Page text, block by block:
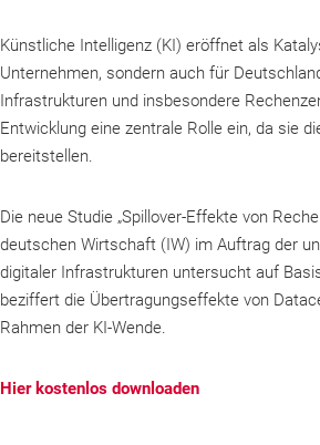
Künstliche Intelligenz (KI) eröffnet als
Unternehmen, sondern auch für
Infrastrukturen und insbesondere
Entwicklung eine zentrale Rolle ein, da sie
bereitstellen.
Die neue Studie „Spillover-Effekte von
deutschen Wirtschaft (IW) im Auftrag der
digitaler Infrastrukturen untersucht auf
beziffert die Übertragungseffekte von
Rahmen der KI-Wende.
Hier kostenlos downloaden